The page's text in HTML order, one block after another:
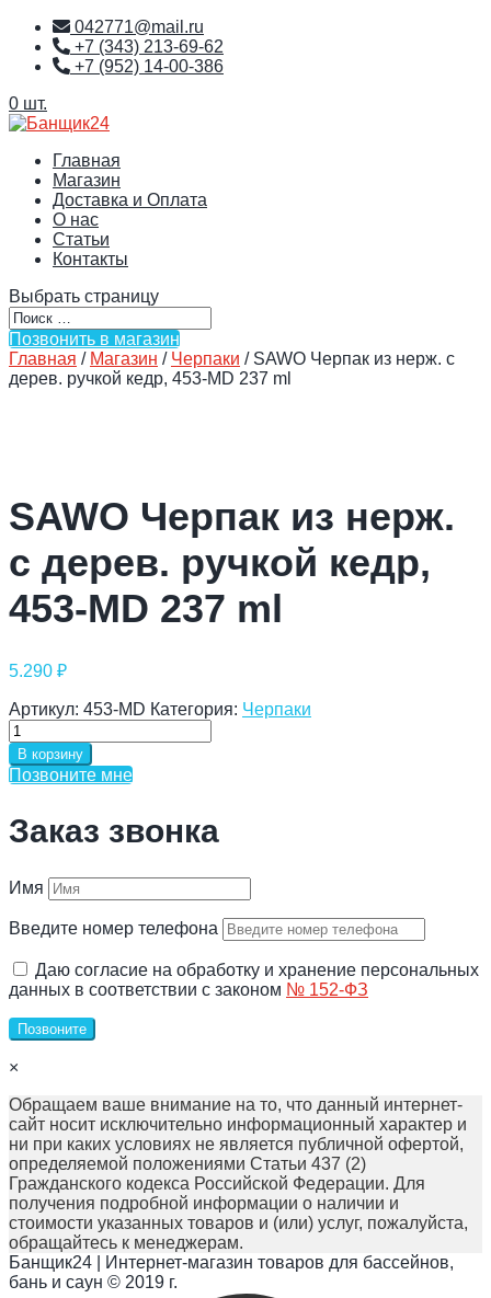
042771@mail.ru
+7 (343) 213-69-62
+7 (952) 14-00-386
0 шт.
Главная
Магазин
Доставка и Оплата
О нас
Статьи
Контакты
Выбрать страницу
Позвонить в магазин
Главная / Магазин / Черпаки / SAWO Черпак из нерж. с
дерев. ручкой кедр, 453-MD 237 ml
SAWO Черпак из нерж.
с дерев. ручкой кедр,
453-MD 237 ml
5.290 ₽
Артикул: 453-MD Категория: Черпаки
Количество
товара
SAWO
Черпак
нерж.
с
ручкой
кедр,
453-
237
ml
В корзину
Позвоните мне
Заказ звонка
Имя
Введите номер телефона
Даю согласие на обработку и хранение персональных
данных в соответствии с законом № 152-ФЗ
Позвоните
×
Обращаем ваше внимание на то, что данный интернет-
сайт носит исключительно информационный характер и
ни при каких условиях не является публичной офертой,
определяемой положениями Статьи 437 (2)
Гражданского кодекса Российской Федерации. Для
получения подробной информации о наличии и
стоимости указанных товаров и (или) услуг, пожалуйста,
обращайтесь к менеджерам.
Банщик24 | Интернет-магазин товаров для бассейнов,
бань и саун © 2019 г.